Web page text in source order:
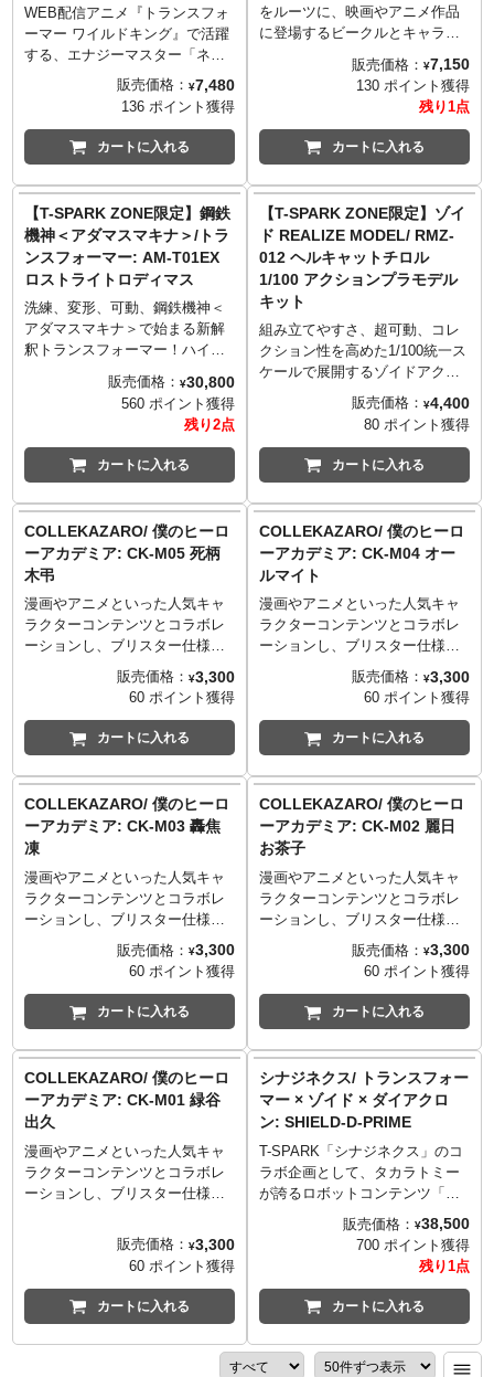
コンが、メカビーストモードか
らロボットモードへ完全変形。
そして全高約30cmのプレダキン
ィギュアとしての可動ギミック
を内蔵しており、肘と膝の二重
関節、腹部の前屈可動、引き出
しによる肩のスイング、さらに
細部にわたり可動を実装しダイ
ナミックでフレキシブルなポー
ジングが可能。5体のプレダコン
には専用ブラスターが付属し、
合体形態の武装として大型銃X-
レイレーザーキャノン、大剣ソ
ニックブレード、そして初立体
化となるフォトンサーベルが付
トセイバー」は合体(ワイルドッ
キング)させることが出来るだけ
ターやエナジービーストとも合
体(ワイルドッキング)させること
WEB配信アニメ『トランスフォ
ーマー ワイルドキング』で活躍
する、エナジーマスター「ネメ
シスプライム」と、炎の力であ
るフレイムエナジーを持つウシ
型トランスフォーマーのエナジ
ービースト「ラヴァムレータ」
がワイルドッキングセットにな
ム」はロボットからビークル、
ビークルからロボットへ、「ラ
ヴァムレータ」はロボットから
ビースト、ビーストからロボッ
トへ変形！「ネメシスプライ
ム」と「ラヴァムレータ」は合
体(ワイルドッキング)させること
が出来るだけでなく、別売りの
ーストとも合体(ワイルドッキン
グ)させることが可能！
販売価格： ¥7,480
136 ポイント獲得
カートに入れる
をルーツに、映画やアニメ作品
に登場するビークルとキャラク
フォルメフォーマットシリーズ
「Q VILLAGE」が誕生。こちら
は、80年代の大ヒット映画『バ
ック・トゥ・ザ・フューチャ
ー』より、映画史に残る名車タ
セット。ボディを外しミニフィ
グをタイムマシンに乗せること
が可能！「チョロQ」の雰囲気
がしっかりと残る素晴らしきア
イテム。
販売価格： ¥7,150
130 ポイント獲得
残り1点
カートに入れる
【T-SPARK ZONE限定】鋼鉄
機神＜アダマスマキナ＞/トラ
ンスフォーマー: AM-T01EX
ロストライトロディマス
洗練、変形、可動、鋼鉄機神＜
アダマスマキナ＞で始まる新解
釈トランスフォーマー！ハイデ
ィティール、ダイキャストによ
って演出される、完成品合金モ
デルシリーズ「鋼鉄機神＜アダ
マスマキナ＞」トランスフォー
マー第一弾を飾ったロディマス
がコミック『ロストライト』の
トイズとのコラボレーションに
より洗練されたロボット・ビー
クル両形態のスタイリングを再
現しつつ、タカラトミーで培わ
れた変形技術を盛り込むことで
完全変形を実現。コミック版に
インスパイアされたロボットモ
ムを再現。一見して変形すると
は思えない非変形フィギュアの
ような仕上がりが特徴です。ロ
ボットモード全高約230ミリで作
してダイキャストを配置。重量
感と高級感を演出しています。
また、ビークルモードはコミッ
クでの描写をもとに本商品のた
めにオリジナルで起こされたデ
ザインを再現。付属の2対のフォ
トンレーザーは両手持ちの2丁拳
させて大型銃フォトン・エリミ
ネーターとすることも可能。可
動式の手首は取り外して付け替
えることでソウブレード展開状
度々描写された手持ち型のコミ
ュニケーター（通信機）も付
属。
販売価格： ¥30,800
560 ポイント獲得
残り2点
カートに入れる
【T-SPARK ZONE限定】ゾイ
ド REALIZE MODEL/ RMZ-
012 ヘルキャットチロル
1/100 アクションプラモデル
キット
組み立てやすさ、超可動、コレ
クション性を高めた1/100統一ス
ケールで展開するゾイドアクシ
ョンプラキットシリーズ
「REALIZE MODEL」から、T-
SPARK ZONE限定アイテムとし
て「RMZ-012 ヘルキャットチロ
ル」が登場。専用に設計された
イド特有の躍動的なアクション
ポーズをとることが可能。成型
色により劇中の配色を再現。浮
遊感のあるディスプレイが可能
なディスプレイスタンドが付
属。展開した状態の爪パーツが
付属。（差し替え式）
販売価格： ¥4,400
80 ポイント獲得
カートに入れる
COLLEKAZARO/ 僕のヒーロ
ーアカデミア: CK-M05 死柄
木弔
漫画やアニメといった人気キャ
ラクターコンテンツとコラボレ
ーションし、ブリスター仕様の
パッケージに入った3.75インチ
フィギュアシリーズ
「COLLEKAZARO」がスター
ト。第一弾として、連載が大団
円を迎えてもなお、その話題が
尽きない人気作品『僕のヒーロ
ーアカデミア』のキャラクター
たちがラインナップ！こちら
は、「全てを壊す」という信念
を持つ、ヴィラン連合のリーダ
ー死柄木弔。
販売価格： ¥3,300
60 ポイント獲得
カートに入れる
COLLEKAZARO/ 僕のヒーロ
ーアカデミア: CK-M04 オー
ルマイト
漫画やアニメといった人気キャ
ラクターコンテンツとコラボレ
ーションし、ブリスター仕様の
パッケージに入った3.75インチ
フィギュアシリーズ
「COLLEKAZARO」がスター
ト。第一弾として、連載が大団
円を迎えてもなお、その話題が
尽きない人気作品『僕のヒーロ
ーアカデミア』のキャラクター
たちがラインナップ！こちら
は、"平和の象徴"と称され多く
のヒーローの憧れでもある伝説
的ヒーロー、オールマイト。
販売価格： ¥3,300
60 ポイント獲得
カートに入れる
COLLEKAZARO/ 僕のヒーロ
ーアカデミア: CK-M03 轟焦
凍
漫画やアニメといった人気キャ
ラクターコンテンツとコラボレ
ーションし、ブリスター仕様の
パッケージに入った3.75インチ
フィギュアシリーズ
「COLLEKAZARO」がスター
ト。第一弾として、連載が大団
円を迎えてもなお、その話題が
たちがラインナップ！こちら
は、父と炎を受け入れ更なる高
みを目指す、氷と炎を統べる冷
静と情熱を兼ねた天才、ショー
トこと轟焦凍。
販売価格： ¥3,300
60 ポイント獲得
カートに入れる
COLLEKAZARO/ 僕のヒーロ
ーアカデミア: CK-M02 麗日
お茶子
漫画やアニメといった人気キャ
ラクターコンテンツとコラボレ
ーションし、ブリスター仕様の
パッケージに入った3.75インチ
フィギュアシリーズ
「COLLEKAZARO」がスター
ト。第一弾として、連載が大団
円を迎えてもなお、その話題が
たちがラインナップ！こちら
は、触ったモノはなんだって浮
かせる無重力ガール、ウラビテ
ィこと麗日お茶子。
販売価格： ¥3,300
60 ポイント獲得
カートに入れる
COLLEKAZARO/ 僕のヒーロ
ーアカデミア: CK-M01 緑谷
出久
漫画やアニメといった人気キャ
ラクターコンテンツとコラボレ
ーションし、ブリスター仕様の
フィギュアシリーズ
「COLLEKAZARO」がスター
ト。第一弾として、連載が大団
円を迎えてもなお、その話題が
尽きない人気作品『僕のヒーロ
販売価格： ¥3,300
60 ポイント獲得
カートに入れる
シナジネクス/ トランスフォー
マー × ゾイド × ダイアクロ
ン: SHIELD-D-PRIME
T-SPARK「シナジネクス」のコ
ラボ企画として、タカラトミー
が誇るロボットコンテンツ「ト
ランスフォーマー」「ゾイド」
「ダイアクロン」の夢のコラボ
レーションが実現。タカラトミ
ーが誇るロボットコンテンツの
技術を結集した「SHIELD-D-
PRIME（シールドDプライ
イガー」をモチーフにした「シ
販売価格： ¥38,500
700 ポイント獲得
残り1点
カートに入れる